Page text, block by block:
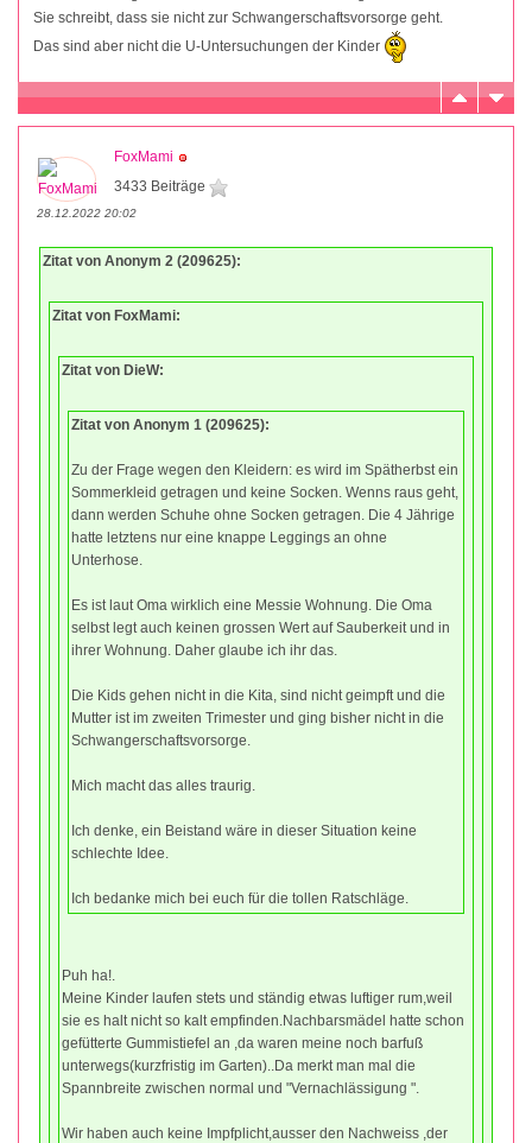
Sie schreibt, dass sie nicht zur Schwangerschaftsvorsorge geht.
Das sind aber nicht die U-Untersuchungen der Kinder
FoxMami
3433 Beiträge
28.12.2022 20:02
Zitat von Anonym 2 (209625):
Zitat von FoxMami:
Zitat von DieW:
Zitat von Anonym 1 (209625):
Zu der Frage wegen den Kleidern: es wird im Spätherbst ein
Sommerkleid getragen und keine Socken. Wenns raus geht,
dann werden Schuhe ohne Socken getragen. Die 4 Jährige
hatte letztens nur eine knappe Leggings an ohne
Unterhose.
Es ist laut Oma wirklich eine Messie Wohnung. Die Oma
selbst legt auch keinen grossen Wert auf Sauberkeit und in
ihrer Wohnung. Daher glaube ich ihr das.
Die Kids gehen nicht in die Kita, sind nicht geimpft und die
Mutter ist im zweiten Trimester und ging bisher nicht in die
Schwangerschaftsvorsorge.
Mich macht das alles traurig.
Ich denke, ein Beistand wäre in dieser Situation keine
schlechte Idee.
Ich bedanke mich bei euch für die tollen Ratschläge.
Puh ha!.
Meine Kinder laufen stets und ständig etwas luftiger rum,weil
sie es halt nicht so kalt empfinden.Nachbarsmädel hatte schon
gefütterte Gummistiefel an ,da waren meine noch barfuß
unterwegs(kurzfristig im Garten)..Da merkt man mal die
Spannbreite zwischen normal und "Vernachlässigung ".
Wir haben auch keine Impfplicht,ausser den Nachweiss ,der